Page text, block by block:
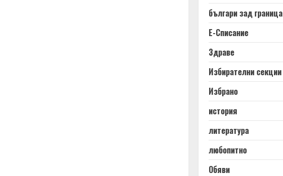
българи зад граница
Е-Списание
Здраве
Избирателни секции
Избрано
история
литература
любопитно
Обяви